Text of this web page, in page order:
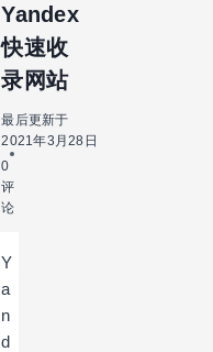
快速收
Yandex
快速收
录网站
最后更新于
2021年3月28日
0
评
论
Y
a
n
d